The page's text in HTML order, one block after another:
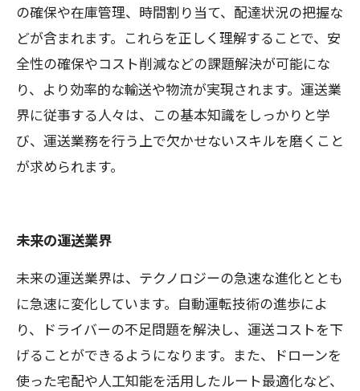
の確保や在庫管理、時間割り当て、配達状況の把握な
どが含まれます。これらを正しく理解することで、安
全性の確保やコスト削減などの課題解決が可能にな
り、より効率的な輸送や物流が実現されます。運送業
界に従事する人々は、この基本知識をしっかりと学
び、運送業務を行う上で欠かせないスキルを磨くこと
が求められます。
未来の運送業界
未来の運送業界は、テクノロジーの急速な進化ととも
に急速に変化しています。自動運転技術の進歩によ
り、ドライバーの不足問題を解決し、運送コストを下
げることができるようになります。また、ドローンを
使った宅配や人工知能を活用したルート最適化など、